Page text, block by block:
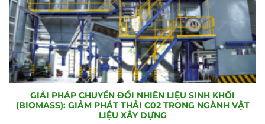
GIẢI PHÁP CHUYỂN ĐỔI NHIÊN LIỆU SINH KHỐI
(BIOMASS): GIẢM PHÁT THẢI C02 TRONG NGÀNH VẬT
LIỆU XÂY DỰNG